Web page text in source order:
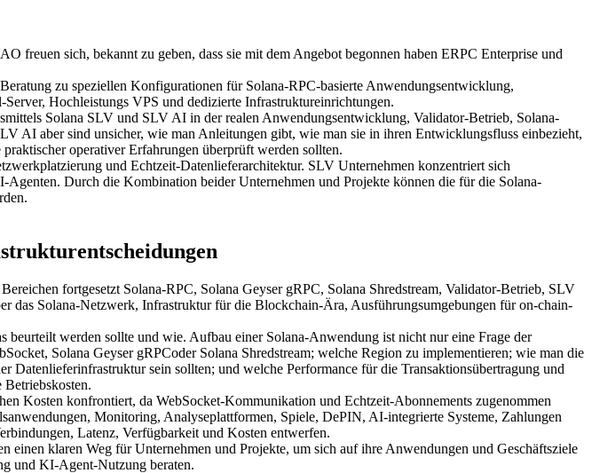
sich, bekannt zu geben, dass sie mit dem Angebot begonnen haben ERPC Enterprise und
zu speziellen Konfigurationen für Solana-RPC-basierte Anwendungsentwicklung,
Hochleistungs VPS und dedizierte Infrastruktureinrichtungen.
Solana SLV und SLV AI in der realen Anwendungsentwicklung, Validator-Betrieb, Solana-
AI aber sind unsicher, wie man Anleitungen gibt, wie man sie in ihren Entwicklungsfluss einbezieht,
operativer Erfahrungen überprüft werden sollten.
und Echtzeit-Datenlieferarchitektur. SLV Unternehmen konzentriert sich
Durch die Kombination beider Unternehmen und Projekte können die für die Solana-
fortgesetzt Solana-RPC, Solana Geyser gRPC, Solana Shredstream, Validator-Betrieb, SLV
das Solana-Netzwerk, Infrastruktur für die Blockchain-Ära, Ausführungsumgebungen für on-chain-
werden sollte und wie. Aufbau einer Solana-Anwendung ist nicht nur eine Frage der
Solana Geyser gRPCoder Solana Shredstream; welche Region zu implementieren; wie man die
sein sollten; und welche Performance für die Transaktionsübertragung und
Kosten konfrontiert, da WebSocket-Kommunikation und Echtzeit-Abonnements zugenommen
Monitoring, Analyseplattformen, Spiele, DePIN, AI-integrierte Systeme, Zahlungen
Latenz, Verfügbarkeit und Kosten entwerfen.
einen klaren Weg für Unternehmen und Projekte, um sich auf ihre Anwendungen und Geschäftsziele
und KI-Agent-Nutzung beraten.